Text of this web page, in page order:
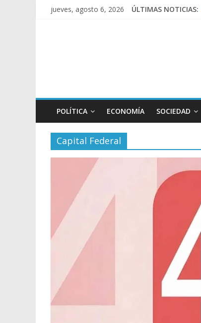
jueves, agosto 6, 2026 ÚLTIMAS NOTICIAS:
POLÍTICA ECONOMÍA SOCIEDAD
Capital Federal